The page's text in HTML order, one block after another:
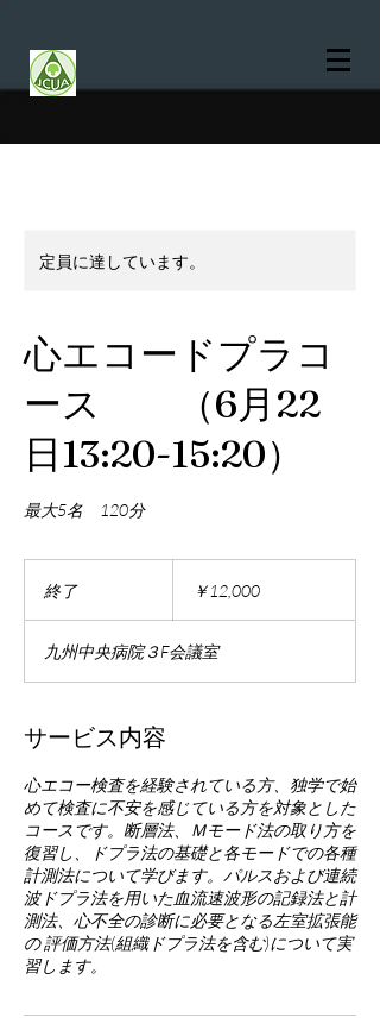
定員に達しています。
心エコードプラコ
ース （6月22
日13:20-15:20）
最大5名 120分
終了終
￥12,000
九州中央病院３F会議室
サービス内容
心エコー検査を経験されている方、独学で始
めて検査に不安を感じている方を対象とした
コースです。断層法、Ｍモード法の取り方を
復習し、ドプラ法の基礎と各モードでの各種
計測法について学びます。パルスおよび連続
波ドプラ法を用いた血流速波形の記録法と計
測法、心不全の診断に必要となる左室拡張能
の 評価方法(組織ドプラ法を含む)について実
習します。